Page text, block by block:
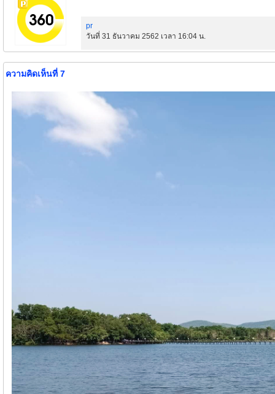
pr
วันที่ 31 ธันวาคม 2562 เวลา 16:04 น.
ความคิดเห็นที่ 7